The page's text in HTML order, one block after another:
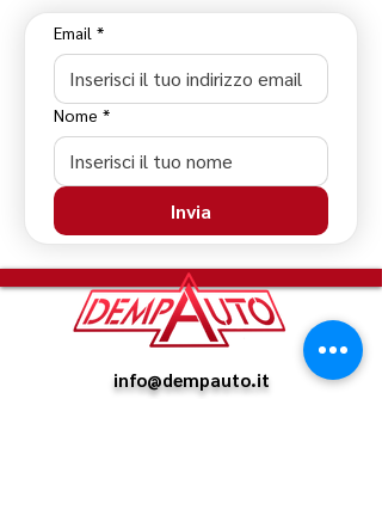
Email *
Nome *
Invia
info@dempauto.it